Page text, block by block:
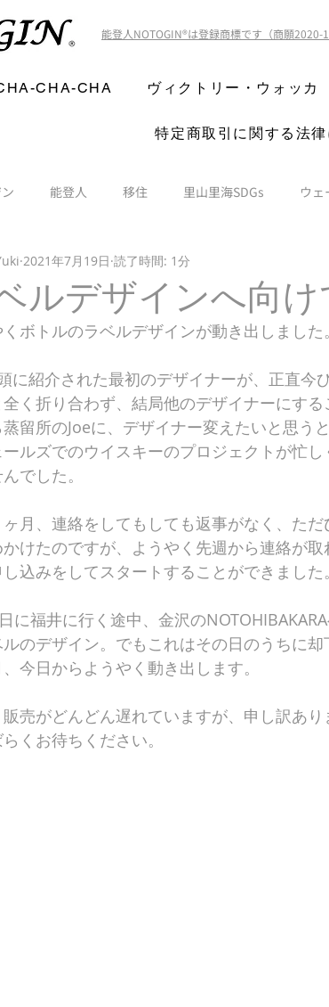
能登人NOTOGIN®️は登録商標です（商願2020-
CHA-CHA ヴィクトリー・ウォッカ
特定商取引に関する法
能登人 移住 里山里海SDGs ウェ
ルデザインへ向け
2021年7月19日 読了時間: 1分
ボトルのラベルデザインが動き出しました
に紹介された最初のデザイナーが、正直今
く折り合わず、結局他のデザイナーにす
留所のJoeに、デザイナー変えたいと思う
ルズでのウイスキーのプロジェクトが忙
でした。
ヶ月、連絡をしてもしても返事がなく、た
けたのですが、ようやく先週から連絡が
し込みをしてスタートすることができました。
に福井に行く途中、金沢の
のデザイン。でもこれはその日のうちに
、今日からようやく動き出します。
売がどんどん遅れていますが、申し訳あり
くお待ちください。